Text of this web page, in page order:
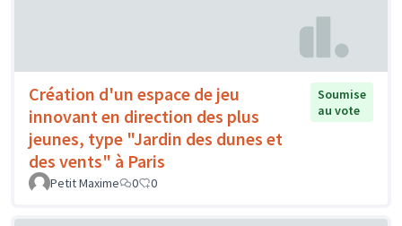
Création d'un espace de jeu
innovant en direction des plus
jeunes, type "Jardin des dunes et
des vents" à Paris
Soumise
au vote
Petit Maxime 0 0